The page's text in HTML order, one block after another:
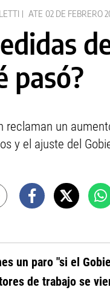
ATE 02 DE FEBRERO
pasó?
reclaman un
y el ajuste del
un paro "si el
de trabajo se